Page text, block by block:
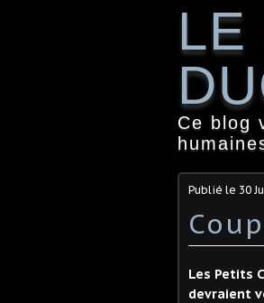
LE
Ce blog
Publié le 30
Les Petits
devraient